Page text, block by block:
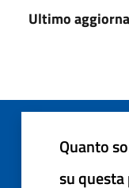
Ultimo
Quanto
su